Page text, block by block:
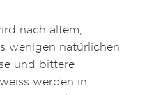
nach altem,
wenigen natürlichen
und bittere
werden in